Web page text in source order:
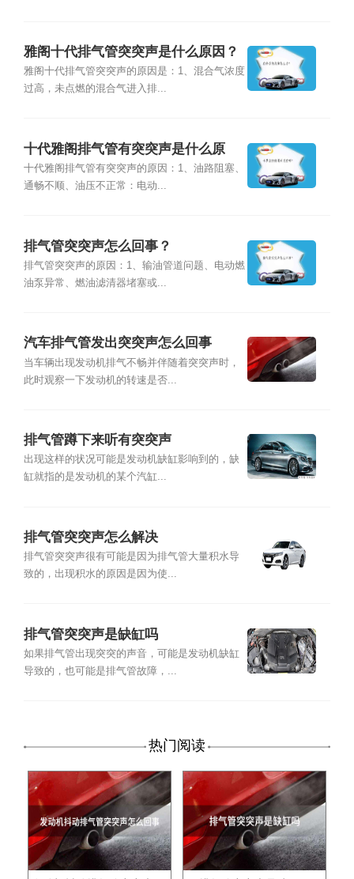
雅阁十代排气管突突声是什么原因？
雅阁十代排气管突突声的原因是：1、混合气浓度
过高，未点燃的混合气进入排...
十代雅阁排气管有突突声是什么原
因？
十代雅阁排气管有突突声的原因：1、油路阻塞、
通畅不顺、油压不正常：电动...
排气管突突声怎么回事？
排气管突突声的原因：1、输油管道问题、电动燃
油泵异常、燃油滤清器堵塞或...
汽车排气管发出突突声怎么回事
当车辆出现发动机排气不畅并伴随着突突声时，
此时观察一下发动机的转速是否...
排气管蹲下来听有突突声
出现这样的状况可能是发动机缺缸影响到的，缺
缸就指的是发动机的某个汽缸...
排气管突突声怎么解决
排气管突突声很有可能是因为排气管大量积水导
致的，出现积水的原因是因为使...
排气管突突声是缺缸吗
如果排气管出现突突的声音，可能是发动机缺缸
导致的，也可能是排气管故障，...
热门阅读